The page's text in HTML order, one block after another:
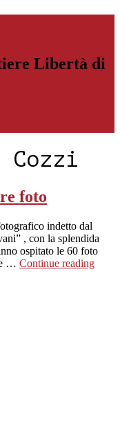
Libertà di
Cozzi
foto
indetto dal
, con la splendida
ospitato le 60 foto
… Continue reading